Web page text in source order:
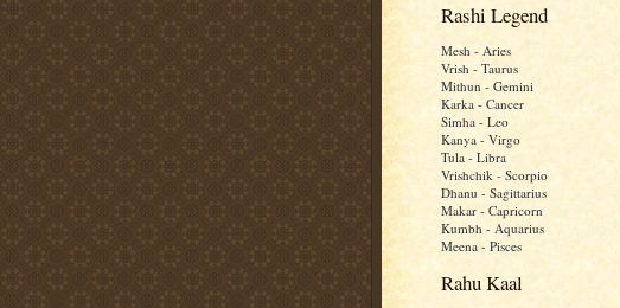
Rashi Legend
Mesh - Aries
Vrish - Taurus
Mithun - Gemini
Karka - Cancer
Simha - Leo
Kanya - Virgo
Tula - Libra
Vrishchik - Scorpio
Dhanu - Sagittarius
Makar - Capricorn
Kumbh - Aquarius
Meena - Pisces
Rahu Kaal